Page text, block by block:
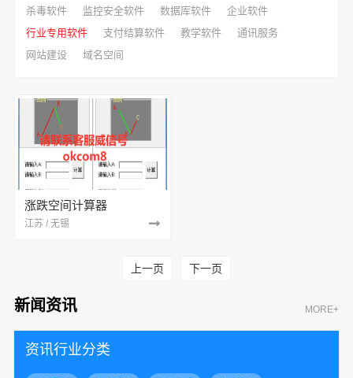
杀毒软件
监控安全软件 数据库软件
企业软件
行业专用软件
支付结算软件 教学软件
通讯服务
网站建设
域名空间
涨跌空间计算器
江苏 / 无锡
上一页 下一页
新闻资讯 MORE+
资讯行业分类